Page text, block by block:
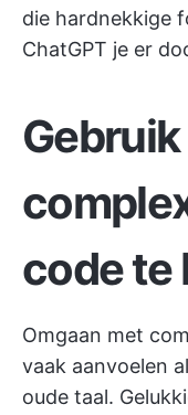
die hardnekkige
ChatGPT je er
code te
Omgaan met
vaak aanvoelen
oude taal.